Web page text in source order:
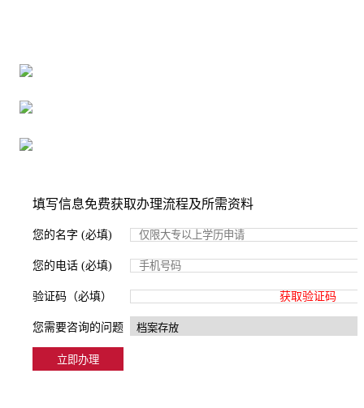
填写信息免费获取办理流程及所需资料
您的名字 (必填)
您的电话 (必填)
验证码（必填） 获取验证码
您需要咨询的问题